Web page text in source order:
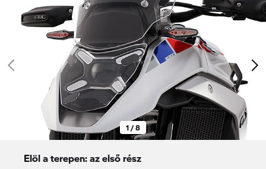
1 / 8
Elöl a terepen: az első rész